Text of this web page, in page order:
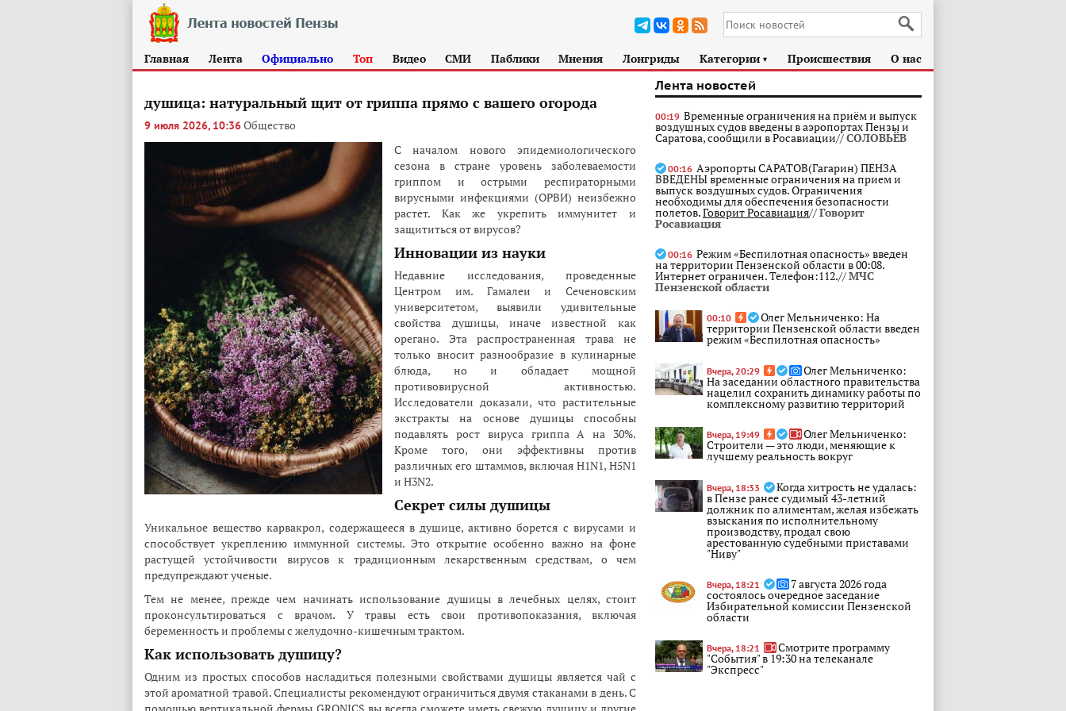
Главная Лента Официально Топ Видео СМИ Паблики Мнения Лонгриды Категории ► Происшествия О нас
душица: натуральный щит от гриппа прямо с вашего огорода
9 июля 2026, 10:36Общество
С началом нового эпидемиологического
сезона в стране уровень заболеваемости
гриппом и острыми респираторными
вирусными инфекциями (ОРВИ) неизбежно
растет. Как же укрепить иммунитет и
защититься от вирусов?
Инновации из науки
Недавние исследования, проведенные
Центром им. Гамалеи и Сеченовским
университетом, выявили удивительные
свойства душицы, иначе известной как
орегано. Эта распространенная трава не
только вносит разнообразие в кулинарные
блюда, но и обладает мощной
противовирусной активностью.
Исследователи доказали, что растительные
экстракты на основе душицы способны
подавлять рост вируса гриппа A на 30%.
Кроме того, они эффективны против
различных его штаммов, включая H1N1, H5N1
и H3N2.
Секрет силы душицы
Уникальное вещество карвакрол, содержащееся в душице, активно борется с вирусами и
способствует укреплению иммунной системы. Это открытие особенно важно на фоне
растущей устойчивости вирусов к традиционным лекарственным средствам, о чем
предупреждают ученые.
Тем не менее, прежде чем начинать использование душицы в лечебных целях, стоит
проконсультироваться с врачом. У травы есть свои противопоказания, включая
беременность и проблемы с желудочно-кишечным трактом.
Как использовать душицу?
Одним из простых способов насладиться полезными свойствами душицы является чай с
этой ароматной травой. Специалисты рекомендуют ограничиться двумя стаканами в день. С
Лента новостей
00:19 Временные ограничения на приём и выпуск
воздушных судов введены в аэропортах Пензы и
Саратова, сообщили в Росавиации//СОЛОВЬЁВ
00:16 Аэропорты САРАТОВ(Гагарин) ПЕНЗА
ВВЕДЕНЫ временные ограничения на прием и
выпуск воздушных судов. Ограничения
необходимы для обеспечения безопасности
полетов.Говорит Росавиация//Говорит
Росавиация
00:16 Режим «Беспилотная опасность» введен
на территории Пензенской области в 00:08.
Интернет ограничен. Телефон:112.//МЧС
Пензенской области
00:10 Олег Мельниченко: На
территории Пензенской области введен
режим «Беспилотная опасность»
Вчера, 20:29 Олег Мельниченко:
На заседании областного правительства
нацелил сохранить динамику работы по
комплексному развитию территорий
Вчера, 19:49 Олег Мельниченко:
Строители — это люди, меняющие к
лучшему реальность вокруг
Вчера, 18:33 Когда хитрость не удалась:
в Пензе ранее судимый 43-летний
должник по алиментам, желая избежать
взыскания по исполнительному
производству, продал свою
арестованную судебными приставами
"Ниву"
Вчера, 18:21 7 августа 2026 года
состоялось очередное заседание
Избирательной комиссии Пензенской
области
Вчера, 18:21 Смотрите программу
"События" в 19:30 на телеканале
"Экспресс"